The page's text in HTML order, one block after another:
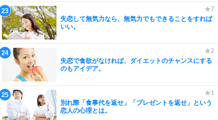
失恋して無気力なら、無気力でもできることをすれば
いい。
失恋で食欲がなければ、ダイエットのチャンスにする
のもアイデア。
別れ際「食事代を返せ」「プレゼントを返せ」という
恋人の心理とは。